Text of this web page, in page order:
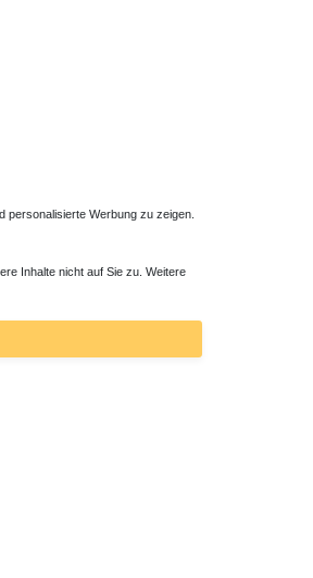
personalisierte Werbung zu zeigen.
Inhalte nicht auf Sie zu. Weitere